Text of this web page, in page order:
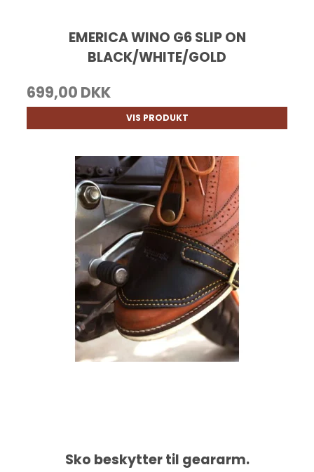
EMERICA WINO G6 SLIP ON
BLACK/WHITE/GOLD
699,00 DKK
VIS PRODUKT
Sko beskytter til geararm.